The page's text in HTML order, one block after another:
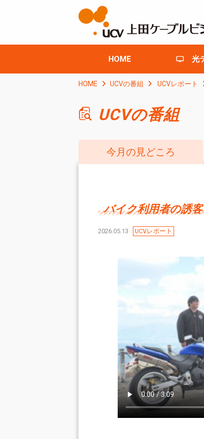
HOME 光
HOME UCVの番組 UCVレポート
UCVの番組
今月の見どころ
バイク利用者の誘
2026.05.13 UCVレポート